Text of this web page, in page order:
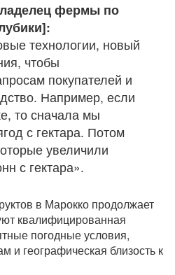
фермы по
технологии, новый
чтобы
покупателей и
Например, если
то сначала мы
с гектара. Потом
увеличили
с гектара».
в Марокко продолжает
квалифицированная
погодные условия,
и географическая близость к